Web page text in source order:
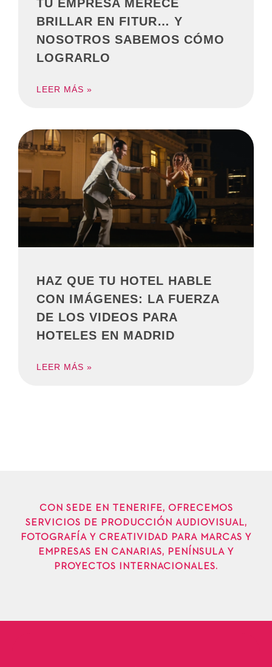
TU EMPRESA MERECE
BRILLAR EN FITUR… Y
NOSOTROS SABEMOS CÓMO
LOGRARLO
LEER MÁS »
HAZ QUE TU HOTEL HABLE
CON IMÁGENES: LA FUERZA
DE LOS VIDEOS PARA
HOTELES EN MADRID
LEER MÁS »
CON SEDE EN TENERIFE, OFRECEMOS
SERVICIOS DE PRODUCCIÓN AUDIOVISUAL,
FOTOGRAFÍA Y CREATIVIDAD PARA MARCAS Y
EMPRESAS EN CANARIAS, PENÍNSULA Y
PROYECTOS INTERNACIONALES.